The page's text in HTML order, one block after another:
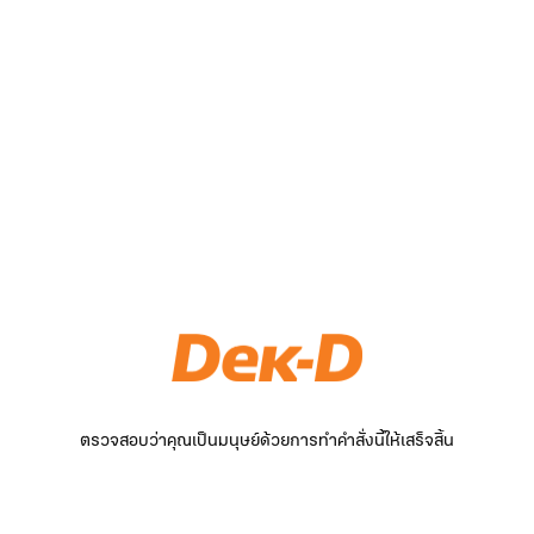
ตรวจสอบว่าคุณเป็นมนุษย์ด้วยการทำคำสั่งนี้ให้เสร็จสิ้น